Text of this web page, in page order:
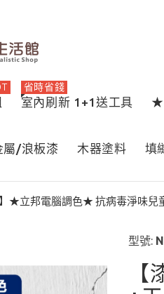
室內刷新 1+1送工具
省時省錢
★
屬/浪板漆 木器塗料 填
】★立邦電腦調色★ 抗病毒淨味
型號: